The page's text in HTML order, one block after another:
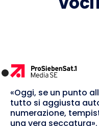
VOCI
«Oggi, se un punto
tutto si aggiusta
numerazione,
una vera seccatura».